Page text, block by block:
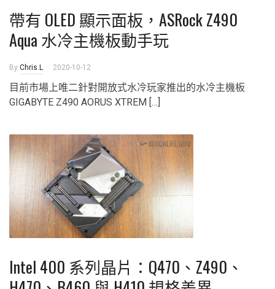
帶有 OLED 顯示面板，ASRock Z490
Aqua 水冷主機板動手玩
By Chris.L 2020-10-12
目前市場上唯二針對開放式水冷玩家推出的水冷主機板
GIGABYTE Z490 AORUS XTREM […]
Intel 400 系列晶片：Q470、Z490、